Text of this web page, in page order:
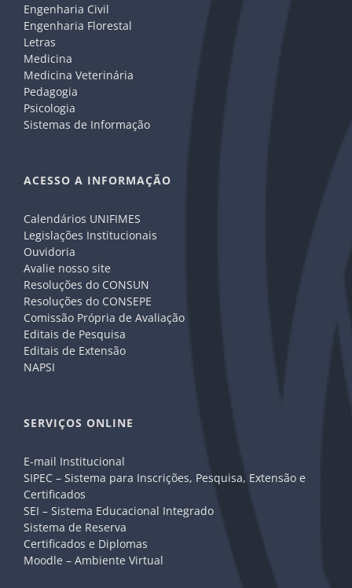
Engenharia Civil
Engenharia Florestal
Letras
Medicina
Medicina Veterinária
Pedagogia
Psicologia
Sistemas de Informação
ACESSO A INFORMAÇÃO
Calendários UNIFIMES
Legislações Institucionais
Ouvidoria
Avalie nosso site
Resoluções do CONSUN
Resoluções do CONSEPE
Comissão Própria de Avaliação
Editais de Pesquisa
Editais de Extensão
NAPSI
SERVIÇOS ONLINE
E-mail Institucional
SIPEC – Sistema para Inscrições, Pesquisa, Extensão e
Certificados
SEI – Sistema Educacional Integrado
Sistema de Reserva
Certificados e Diplomas
Moodle – Ambiente Virtual